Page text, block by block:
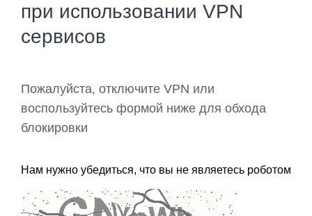
при использовании VPN
сервисов
Пожалуйста, отключите VPN или
воспользуйтесь формой ниже для обхода
блокировки
Нам нужно убедиться, что вы не являетесь роботом